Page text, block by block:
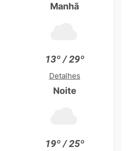
Manhã
13º / 29º
Detalhes
Noite
19º / 25º